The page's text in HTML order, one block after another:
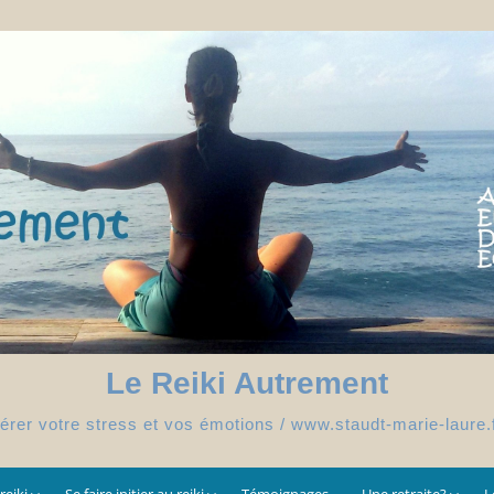
Le Reiki Autrement
votre stress et vos émotions / www.staudt-marie-